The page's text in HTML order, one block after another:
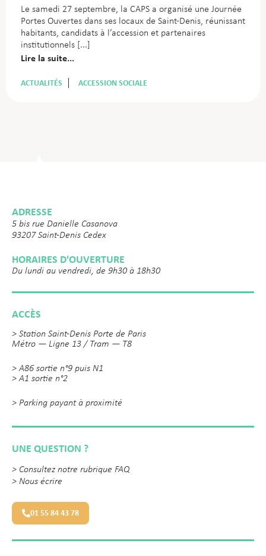
Le samedi 27 septembre, la CAPS a organisé une Journée
Portes Ouvertes dans ses locaux de Saint-Denis, réunissant
habitants, candidats à l’accession et partenaires
institutionnels
Lire la suite...
ACTUALITÉS ACCESSION SOCIALE
ADRESSE
5 bis rue Danielle Casanova
93207 Saint-Denis Cedex
HORAIRES D'OUVERTURE
Du lundi au vendredi, de 9h30 à 18h30
ACCÈS
> Station Saint-Denis Porte de Paris
Métro — Ligne 13 / Tram — T8
> A86 sortie n°9 puis N1
> A1 sortie n°2
> Parking payant à proximité
UNE QUESTION ?
> Consultez notre rubrique FAQ
> Nous écrire
01 55 84 43 78